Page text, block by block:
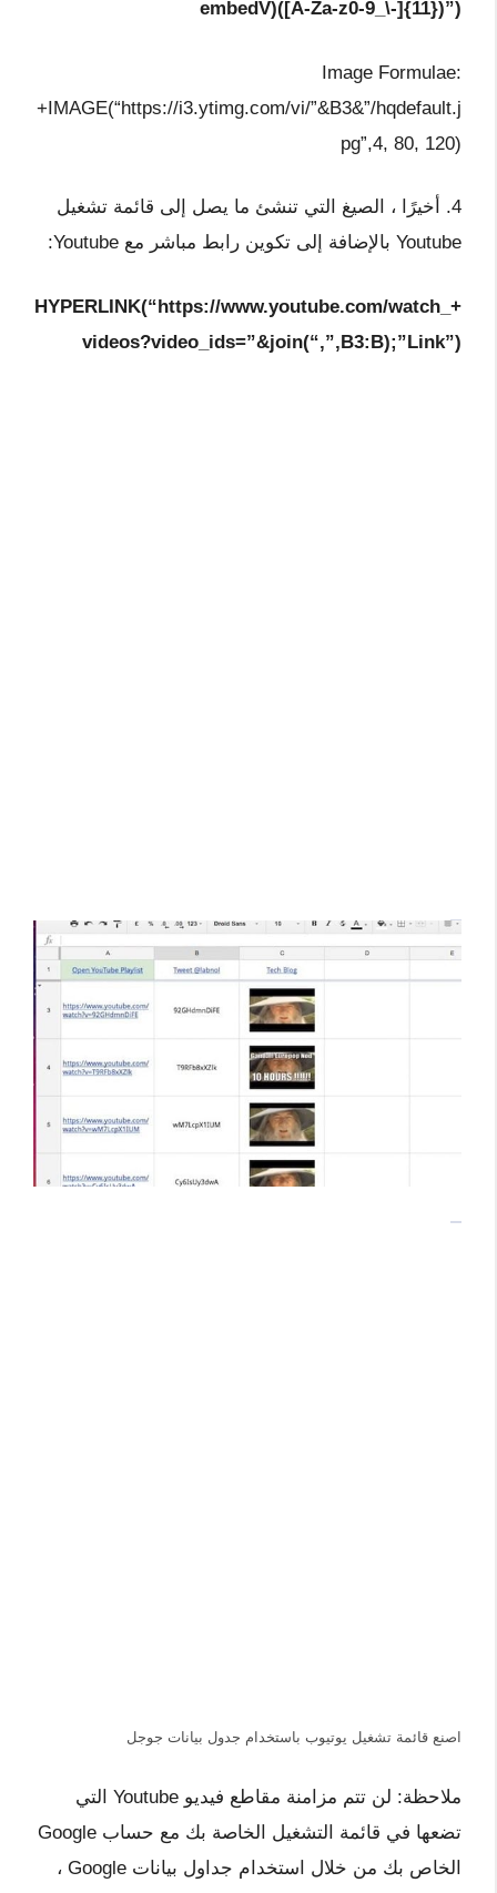
embedV)([A-Za-z0-9_\-]{11})”)
Image Formulae:
+IMAGE(“https://i3.ytimg.com/vi/”&B3&”/hqdefault.j
pg”,4, 80, 120)
4. أخيرًا ، الصيغ التي تنشئ ما يصل إلى قائمة تشغيل
Youtube بالإضافة إلى تكوين رابط مباشر مع Youtube:
+HYPERLINK(“https://www.youtube.com/watch_
videos?video_ids=”&join(“,”,B3:B);”Link”)
اصنع قائمة تشغيل يوتيوب باستخدام جدول بيانات جوجل
ملاحظة: لن تتم مزامنة مقاطع فيديو Youtube التي
تضعها في قائمة التشغيل الخاصة بك مع حساب Google
الخاص بك من خلال استخدام جداول بيانات Google ،